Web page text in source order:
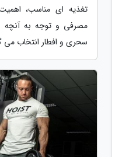
تغذیه ای مناسب،
مصرفی و توجه به آنچه
سحری و افطار انتخاب می